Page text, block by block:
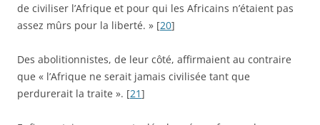
de civiliser l’Afrique et pour qui les Africains n’étaient pas
assez mûrs pour la liberté. » [20]
Des abolitionnistes, de leur côté, affirmaient au contraire
que « l’Afrique ne serait jamais civilisée tant que
perdurerait la traite ». [21]